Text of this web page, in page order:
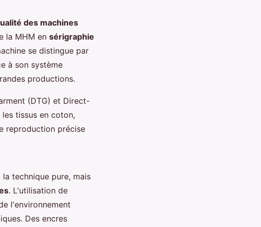
des machines
la MHM en sérigraphie
se distingue par
à son système
productions.
(DTG) et Direct-
tissus en coton,
reproduction précise
technique pure, mais
. L'utilisation de
l'environnement
Des encres